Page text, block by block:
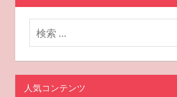
ョ
ン
人気コンテンツ